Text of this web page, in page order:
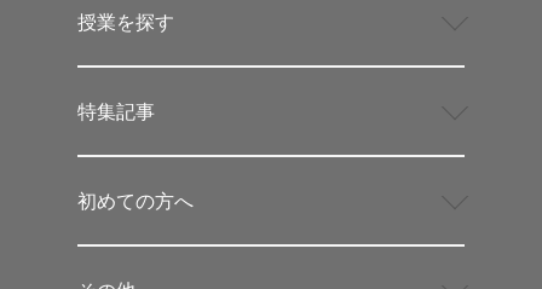
授業を探す
特集記事
初めての方へ